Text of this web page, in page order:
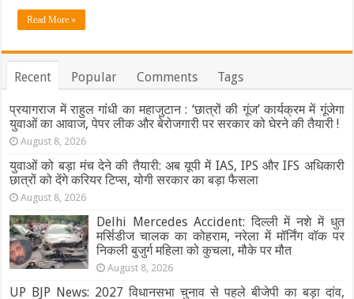
JDU
100+
LJP-
HAM-
RLM
Read More »
Recent Popular Comments Tags
प्रयागराज में राहुल गांधी का महाजुटान : ‘छात्रों की गूंज’ कार्यक्रम में गूंजेगा
युवाओं का आवाज, पेपर लीक और बेरोजगारी पर सरकार को घेरने की तैयारी !
August 8, 2026
युवाओं को बड़ा मंच देने की तैयारी: अब यूपी में IAS, IPS और IFS अधिकारी
छात्रों को देंगे करियर टिप्स, योगी सरकार का बड़ा फैसला
August 8, 2026
Delhi Mercedes Accident: दिल्ली में नशे में धुत
मर्सिडीज चालक का कोहराम, नरेला में मॉर्निंग वॉक पर
निकली बुजुर्ग महिला को कुचला, मौके पर मौत
August 8, 2026
UP BJP News: 2027 विधानसभा चुनाव से पहले बीजेपी का बड़ा दांव,